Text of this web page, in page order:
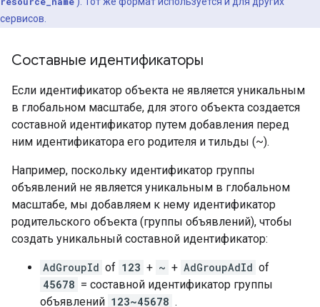
сервисов.
Составные идентификаторы
Если идентификатор объекта не является уникальным
в глобальном масштабе, для этого объекта создается
составной идентификатор путем добавления перед
ним идентификатора его родителя и тильды (~).
Например, поскольку идентификатор группы
объявлений не является уникальным в глобальном
масштабе, мы добавляем к нему идентификатор
родительского объекта (группы объявлений), чтобы
создать уникальный составной идентификатор:
AdGroupId of 123 + ~ + AdGroupAdId of
45678 = составной идентификатор группы
объявлений 123~45678 .